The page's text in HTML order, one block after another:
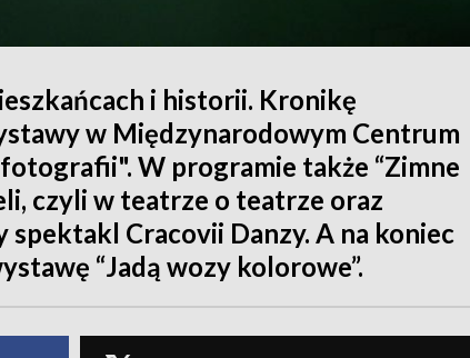
i historii. Kronikę
w Międzynarodowym Centrum
W programie także “Zimne
czyli w teatrze o teatrze oraz
spektakl Cracovii Danzy. A na koniec
“Jadą wozy kolorowe”.